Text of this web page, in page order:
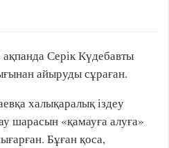
Серік Күдебавты
айыруды сұраған.
халықаралық іздеу
шарасын «қамауға алуға»
Бұған қоса,